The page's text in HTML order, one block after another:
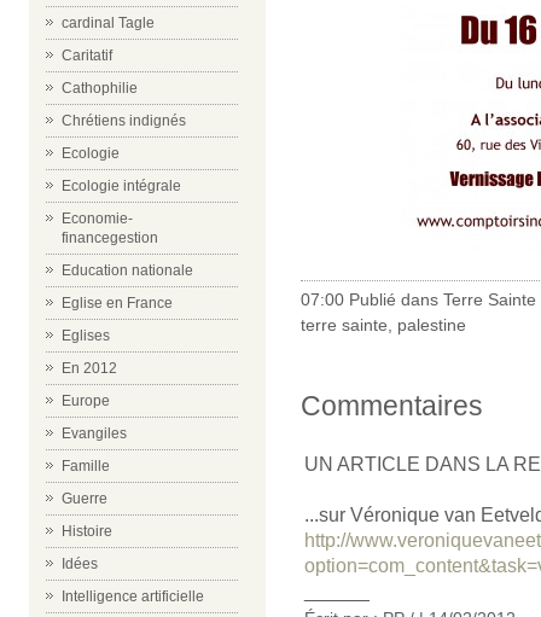
cardinal Tagle
Caritatif
Cathophilie
Chrétiens indignés
Ecologie
Ecologie intégrale
Economie-
financegestion
Education nationale
Eglise en France
Eglises
En 2012
Europe
Evangiles
Famille
Guerre
Histoire
Idées
Intelligence artificielle
07:00 Publié dans Terre Sainte
terre sainte
palestine
Commentaires
UN ARTICLE DANS LA
...sur Véronique van
http://